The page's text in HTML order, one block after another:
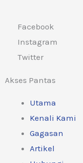
Facebook
Instagram
Twitter
Akses Pantas
Utama
Kenali Kami
Gagasan
Artikel